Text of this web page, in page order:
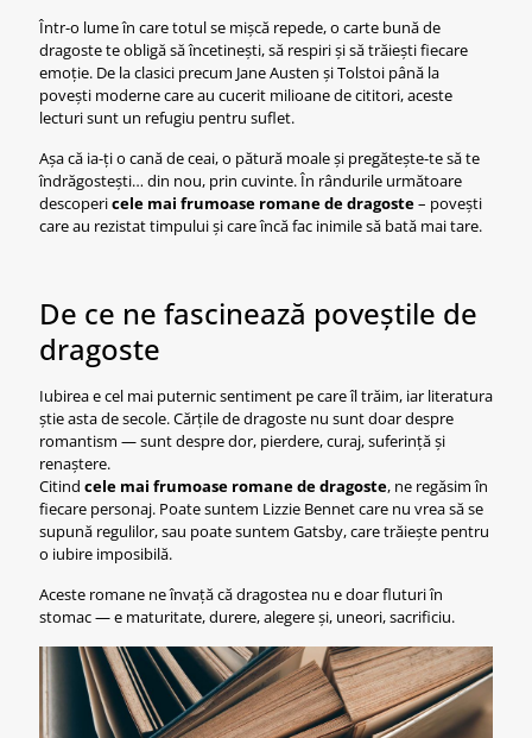
Într-o lume în care totul se mișcă repede, o carte bună de
dragoste te obligă să încetinești, să respiri și să trăiești fiecare
emoție. De la clasici precum Jane Austen și Tolstoi până la
povești moderne care au cucerit milioane de cititori, aceste
lecturi sunt un refugiu pentru suflet.
Așa că ia-ți o cană de ceai, o pătură moale și pregătește-te să te
îndrăgostești… din nou, prin cuvinte. În rândurile următoare
descopericele mai frumoase romane de dragoste– povești
care au rezistat timpului și care încă fac inimile să bată mai tare.
De ce ne fascinează poveștile de
dragoste
Iubirea e cel mai puternic sentiment pe care îl trăim, iar literatura
știe asta de secole. Cărțile de dragoste nu sunt doar despre
romantism — sunt despre dor, pierdere, curaj, suferință și
renaștere.
Citind cele mai frumoase romane de dragoste, ne regăsim în
fiecare personaj. Poate suntem Lizzie Bennet care nu vrea să se
supună regulilor, sau poate suntem Gatsby, care trăiește pentru
o iubire imposibilă.
Aceste romane ne învață că dragostea nu e doar fluturi în
stomac — e maturitate, durere, alegere și, uneori, sacrificiu.